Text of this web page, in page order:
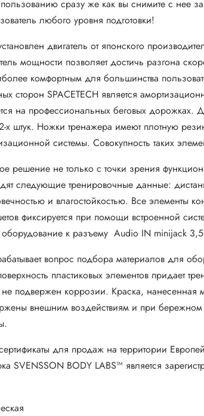
сразу же как вы снимите с
любого уровня подготовки!
двигатель от японского
мощности позволяет достичь разгона
комфортным для большинства
сторон SPACETECH является
на профессиональных беговых
х штук. Ножки тренажера имеют плотную
системы. Совокупность таких
решение не только с точки зрения
следующие тренировочные данные:
и влагостойкостью. Все
фиксируется при помощи встроенной
оборудование к разъему Audio IN minijack
вопрос подбора материалов для
пластиковых элементов придает
подвержен коррозии. Краска, нанесенная
внешним воздействиям и при
для продаж на территории
SVENSSON BODY LABS™ является